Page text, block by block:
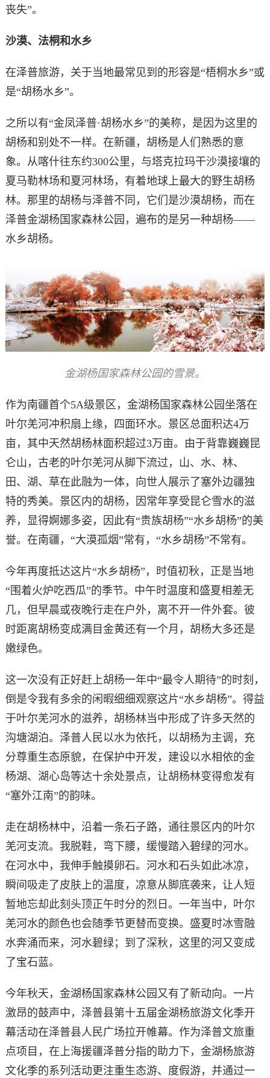
丧失”。
沙漠、法桐和水乡
在泽普旅游，关于当地最常见到的形容是“梧桐水乡”或
是“胡杨水乡”。
之所以有“金凤泽普·胡杨水乡”的美称，是因为这里的
胡杨和别处不一样。在新疆，胡杨是人们熟悉的意
象。从喀什往东约300公里，与塔克拉玛干沙漠接壤的
夏马勒林场和夏河林场，有着地球上最大的野生胡杨
林。那里的胡杨与泽普不同，它们是沙漠胡杨，而在
泽普金湖杨国家森林公园，遍布的是另一种胡杨——
水乡胡杨。
金湖杨国家森林公园的雪景。
作为南疆首个5A级景区，金湖杨国家森林公园坐落在
叶尔羌河冲积扇上缘，四面环水。景区总面积达4万
亩，其中天然胡杨林面积超过3万亩。由于背靠巍巍昆
仑山，古老的叶尔羌河从脚下流过，山、水、林、
田、湖、草在此融为一体，向世人展示了塞外边疆独
特的秀美。景区内的胡杨，因常年享受昆仑雪水的滋
养，显得婀娜多姿，因此有“贵族胡杨”“水乡胡杨”的美
誉。在南疆，“大漠孤烟”常有，“水乡胡杨”不常有。
今年再度抵达这片“水乡胡杨”，时值初秋，正是当地
“围着火炉吃西瓜”的季节。中午时温度和盛夏相差无
几，但早晨或夜晚行走在户外，离不开一件外套。彼
时距离胡杨变成满目金黄还有一个月，胡杨大多还是
嫩绿色。
这一次没有正好赶上胡杨一年中“最令人期待”的时刻，
倒是令我有多余的闲暇细细观察这片“水乡胡杨”。得益
于叶尔羌河水的滋养，胡杨林当中形成了许多天然的
沟塘湖泊。泽普人民以水为依托，以胡杨为主调，充
分尊重生态原貌，在保护中开发，建设以水相依的金
杨湖、湖心岛等达十余处景点，让胡杨林变得愈发有
“塞外江南”的韵味。
走在胡杨林中，沿着一条石子路，通往景区内的叶尔
羌河支流。我脱鞋，弯下腰，缓慢踏入碧绿的河水。
在河水中，我伸手触摸卵石。河水和石头如此冰凉，
瞬间吸走了皮肤上的温度，凉意从脚底袭来，让人短
暂地忘却此刻头顶正午时分的烈日。一年当中，叶尔
羌河水的颜色也会随季节更替而变换。盛夏时冰雪融
水奔涌而来，河水碧绿；到了深秋，这里的河又变成
了宝石蓝。
今年秋天，金湖杨国家森林公园又有了新动向。一片
激昂的鼓声中，泽普县第十五届金湖杨旅游文化季开
幕活动在泽普县人民广场拉开帷幕。作为泽普文旅重
点项目，在上海援疆泽普分指的助力下，金湖杨旅游
文化季的系列活动更注重生态游、度假游，并通过一